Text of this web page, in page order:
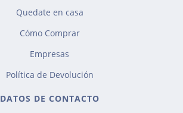
Quedate en casa
Cómo Comprar
Empresas
Política de Devolución
DATOS DE CONTACTO